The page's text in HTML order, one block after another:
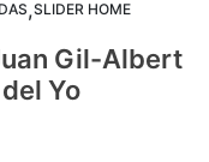
,SLIDER HOME
Gil-Albert
Yo